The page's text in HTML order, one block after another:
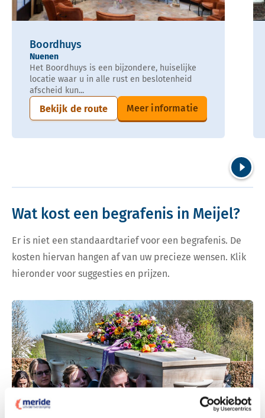
Boordhuys
Nuenen
Het Boordhuys is een bijzondere, huiselijke
locatie waar u in alle rust en beslotenheid
afscheid kun...
Bekijk de route Meer informatie
Wat kost een begrafenis in Meijel?
Er is niet een standaardtarief voor een begrafenis. De
kosten hiervan hangen af van uw precieze wensen. Klik
hieronder voor suggesties en prijzen.
Bekijk tarieven voor begrafenis